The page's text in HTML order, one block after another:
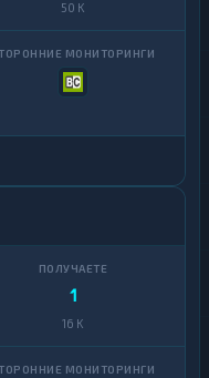
50 K
1
16 K